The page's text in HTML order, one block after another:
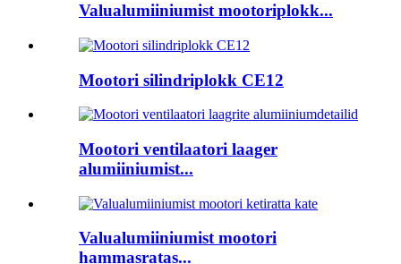
Valualumiiniumist mootoriplokk...
Mootori silindriplokk CE12
Mootori ventilaatori laager
alumiiniumist...
Valualumiiniumist mootori
hammasratas...